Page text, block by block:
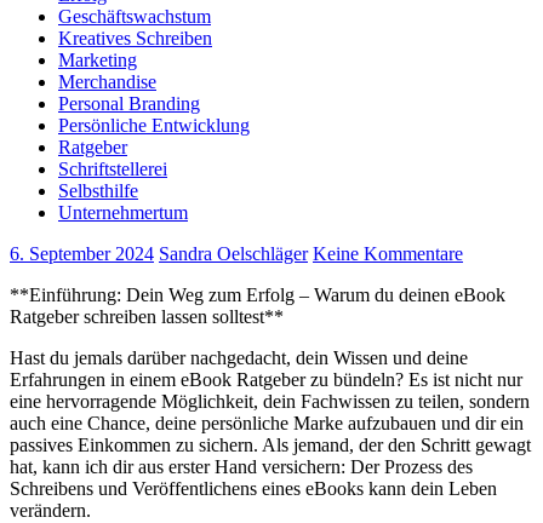
Geschäftswachstum
Kreatives Schreiben
Marketing
Merchandise
Personal Branding
Persönliche Entwicklung
Ratgeber
Schriftstellerei
Selbsthilfe
Unternehmertum
6. September 2024 Sandra Oelschläger Keine Kommentare
**Einführung: Dein Weg zum Erfolg – Warum du deinen eBook
⁤Ratgeber schreiben ​lassen solltest**
Hast⁣ du‍ jemals darüber nachgedacht, dein Wissen und deine
Erfahrungen in⁢ einem⁢ eBook Ratgeber zu bündeln? ⁣Es ist ‌nicht nur⁣
eine hervorragende Möglichkeit, dein Fachwissen ​zu teilen, sondern​
auch eine‍ Chance, ⁢deine persönliche Marke aufzubauen ⁣und dir ein‍
passives ⁣Einkommen zu sichern. Als jemand, der‍ den Schritt gewagt
‍hat, kann ich dir ⁣aus erster Hand‌ versichern: Der‌ Prozess des
Schreibens und Veröffentlichens⁤ eines eBooks kann dein Leben
verändern.